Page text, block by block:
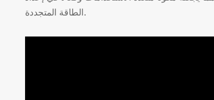
الطاقة المتجددة.